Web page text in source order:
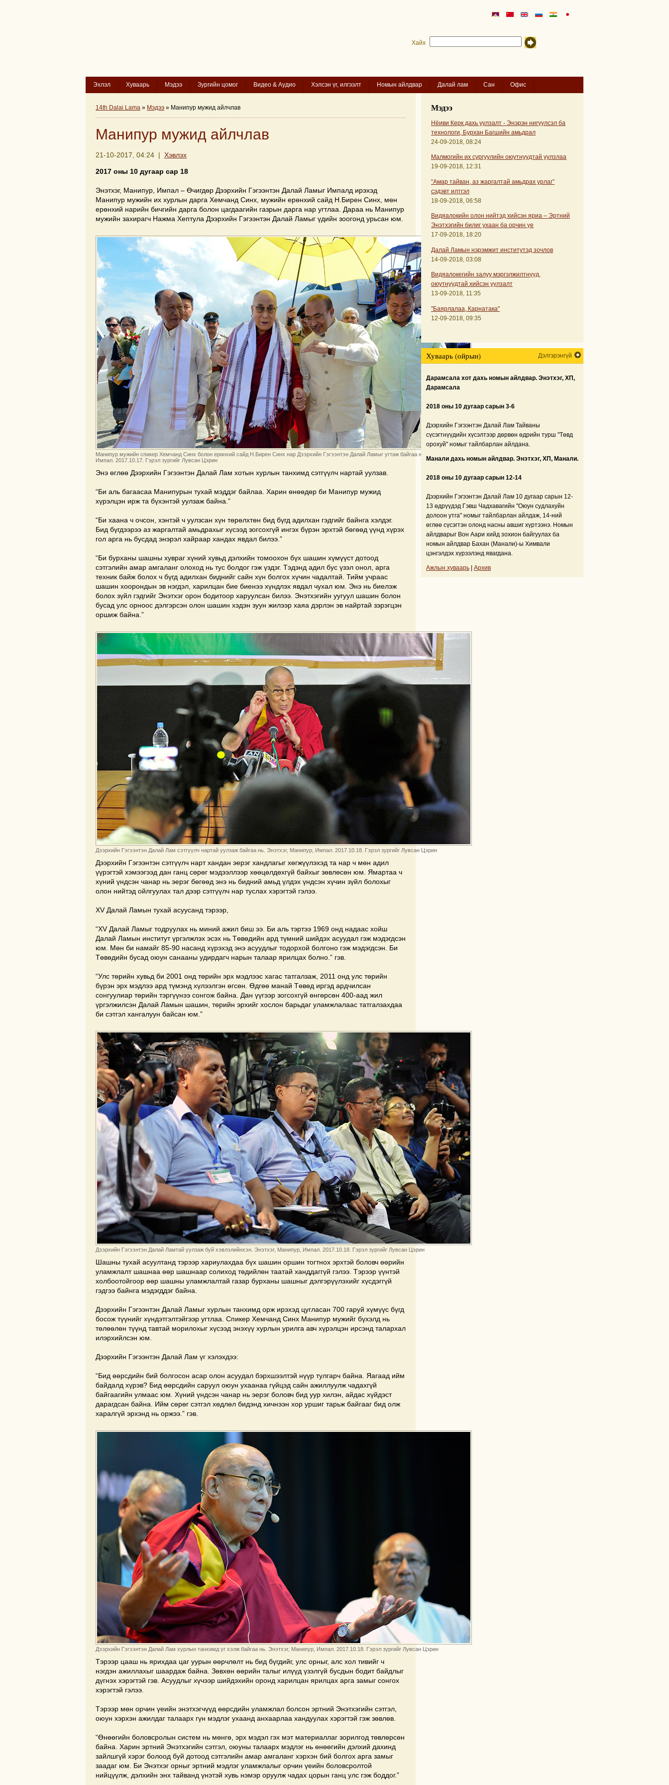
Хайх
Эхлэл Хуваарь Мэдээ Зургийн цомог Видео & Аудио Хэлсэн үг, илгээлт Номын айлдвар Далай лам Сан Офис
14th Dalai Lama » Мэдээ » Манипур мужид айлчлав
Манипур мужид айлчлав
21-10-2017, 04:24 | Хэвлэх
2017 оны 10 дугаар сар 18
Энэтхэг, Манипур, Импал – Өчигдөр Дээрхийн Гэгээнтэн Далай Ламыг Импалд ирэхэд
Манипур мужийн их хурлын дарга Хемчанд Синх, мужийн ерөнхий сайд Н.Бирен Синх, мөн
ерөнхий нарийн бичгийн дарга болон цагдаагийн газрын дарга нар угтлаа. Дараа нь Манипур
мужийн захирагч Нажма Хептула Дээрхийн Гэгээнтэн Далай Ламыг үдийн зоогонд урьсан юм.
Манипур мужийн спикер Хемчанд Синх болон ерөнхий сайд Н.Бирен Синх нар Дээрхийн Гэгээнтэн Далай Ламыг угтаж байгаа нь. Энэтхэг, Манипур,
Импал. 2017.10.17. Гэрэл зургийг Лувсан Цэрин
Энэ өглөө Дээрхийн Гэгээнтэн Далай Лам хотын хурлын танхимд сэтгүүлч нартай уулзав.
“Би аль багаасаа Манипурын тухай мэддэг байлаа. Харин өнөөдөр би Манипур мужид
хүрэлцэн ирж та бүхэнтэй уулзаж байна.”
“Би хаана ч очсон, хэнтэй ч уулзсан хүн төрөлхтөн бид бүгд адилхан гэдгийг байнга хэлдэг.
Бид бүгдээрээ аз жаргалтай амьдрахыг хүсээд зогсохгүй ингэх бүрэн эрхтэй бөгөөд үүнд хүрэх
гол арга нь бусдад энэрэл хайраар хандах явдал билээ.”
“Би бурханы шашны хувраг хүний хувьд дэлхийн томоохон бүх шашин хүмүүст дотоод
сэтгэлийн амар амгаланг олоход нь тус болдог гэж үздэг. Тэдэнд адил бус үзэл онол, арга
техник байж болох ч бүгд адилхан биднийг сайн хүн болгох хүчин чадалтай. Тийм учраас
шашин хоорондын эв нэгдэл, харилцан бие биенээ хүндлэх явдал чухал юм. Энэ нь биелэж
болох зүйл гэдгийг Энэтхэг орон бодитоор харуулсан билээ. Энэтхэгийн уугуул шашин болон
бусад улс орноос дэлгэрсэн олон шашин хэдэн зуун жилээр хаяа дэрлэн эв найртай зэрэгцэн
оршиж байна.”
Дээрхийн Гэгээнтэн Далай Лам сэтгүүлч нартай уулзаж байгаа нь. Энэтхэг, Манипур, Импал. 2017.10.18. Гэрэл зургийг Лувсан Цэрин
Дээрхийн Гэгээнтэн сэтгүүлч нарт хандан эерэг хандлагыг хөгжүүлэхэд та нар ч мөн адил
үүрэгтэй хэмээгээд дан ганц сөрөг мэдээллээр хөөцөлдөхгүй байхыг зөвлөсөн юм. Ямартаа ч
хүний үндсэн чанар нь эерэг бөгөөд энэ нь бидний амьд үлдэх үндсэн хүчин зүйл болохыг
олон нийтэд ойлгуулах тал дээр сэтгүүлч нар туслах хэрэгтэй гэлээ.
XV Далай Ламын тухай асуусанд тэрээр,
“XV Далай Ламыг тодруулах нь миний ажил биш ээ. Би аль тэртээ 1969 онд надаас хойш
Далай Ламын институт үргэлжлэх эсэх нь Төвөдийн ард түмний шийдэх асуудал гэж мэдэгдсэн
юм. Мөн би намайг 85-90 насанд хүрэхэд энэ асуудлыг тодорхой болгоно гэж мэдэгдсэн. Би
Төвөдийн бусад оюун санааны удирдагч нарын талаар ярилцах болно.” гэв.
“Улс төрийн хувьд би 2001 онд төрийн эрх мэдлээс хагас татгалзаж, 2011 онд улс төрийн
бүрэн эрх мэдлээ ард түмэнд хүлээлгэн өгсөн. Өдгөө манай Төвөд иргэд ардчилсан
сонгуулиар төрийн тэргүүнээ сонгож байна. Дан үүгээр зогсохгүй өнгөрсөн 400-аад жил
үргэлжилсэн Далай Ламын шашин, төрийн эрхийг хослон барьдаг уламжлалаас татгалзахдаа
би сэтгэл хангалуун байсан юм.”
Дээрхийн Гэгээнтэн Далай Ламтай уулзаж буй хэвлэлийнхэн. Энэтхэг, Манипур, Импал. 2017.10.18. Гэрэл зургийг Лувсан Цэрин
Шашны тухай асуултанд тэрээр хариулахдаа бүх шашин оршин тогтнох эрхтэй боловч өөрийн
уламжлалт шашнаа өөр шашнаар солиход төдийлөн таатай ханддаггүй гэлээ. Тэрээр үүнтэй
холбоотойгоор өөр шашны уламжлалтай газар бурханы шашныг дэлгэрүүлэхийг хүсдэггүй
гэдгээ байнга мэдэгддэг байна.
Дээрхийн Гэгээнтэн Далай Ламыг хурлын танхимд орж ирэхэд цугласан 700 гаруй хүмүүс бүгд
босож түүнийг хүндэтгэлтэйгээр угтлаа. Спикер Хемчанд Синх Манипур мужийг бүхэлд нь
төлөөлөн түүнд тавтай морилохыг хүсээд энэхүү хурлын урилга авч хүрэлцэн ирсэнд талархал
илэрхийлсэн юм.
Дээрхийн Гэгээнтэн Далай Лам үг хэлэхдээ:
“Бид өөрсдийн бий болгосон асар олон асуудал бэрхшээлтэй нүүр тулгарч байна. Яагаад ийм
байдалд хүрэв? Бид өөрсдийн саруул оюун ухаанаа гүйцэд сайн ажиллуулж чадахгүй
байгаагийн улмаас юм. Хүний үндсэн чанар нь эерэг боловч бид уур хилэн, айдас хүйдэст
дарагдсан байна. Ийм сөрөг сэтгэл хөдлөл бидэнд хичнээн хор уршиг тарьж байгааг бид олж
харалгүй эрхэнд нь оржээ.” гэв.
Дээрхийн Гэгээнтэн Далай Лам хурлын танхимд үг хэлж байгаа нь. Энэтхэг, Манипур, Импал. 2017.10.18. Гэрэл зургийг Лувсан Цэрин
Тэрээр цааш нь ярихдаа цаг уурын өөрчлөлт нь бид бүгдийг, улс орныг, алс хол тивийг ч
нэгдэн ажиллахыг шаардаж байна. Зөвхөн өөрийн талыг илүүд үзэлгүй бусдын бодит байдлыг
дүгнэх хэрэгтэй гэв. Асуудлыг хүчээр шийдэхийн оронд харилцан ярилцах арга замыг сонгох
хэрэгтэй гэлээ.
Тэрээр мөн орчин үеийн энэтхэгчүүд өөрсдийн уламжлал болсон эртний Энэтхэгийн сэтгэл,
оюун хэрхэн ажилдаг талаарх гүн мэдлэг ухаанд анхаарлаа хандуулах хэрэгтэй гэж зөвлөв.
“Өнөөгийн боловсролын систем нь мөнгө, эрх мэдэл гэх мэт материаллаг зорилгод төвлөрсөн
байна. Харин эртний Энэтхэгийн сэтгэл, оюуны талаарх мэдлэг нь өнөөгийн дэлхий дахинд
зайлшгүй хэрэг болоод буй дотоод сэтгэлийн амар амгаланг хэрхэн бий болгох арга замыг
заадаг юм. Би Энэтхэг орныг эртний мэдлэг уламжлалыг орчин үеийн боловсролтой
нийцүүлж, дэлхийн энх тайванд үнэтэй хувь нэмэр оруулж чадах цорын ганц улс гэж боддог.”
Мэдээ
Нёиви Керк дахь уулзалт - Энэрэн нигүүлсэл ба
технологи, Бурхан Багшийн амьдрал
24-09-2018, 08:24
Малмогийн их сургуулийн оюутнуудтай уулзлаа
19-09-2018, 12:31
“Амар тайван, аз жаргалтай амьдрах урлаг”
сэдэвт илтгэл
18-09-2018, 06:58
Видяалокийн олон нийтэд хийсэн яриа – Эртний
Энэтхэгийн билиг ухаан ба орчин үе
17-09-2018, 18:20
Далай Ламын нэрэмжит институтэд зочлов
14-09-2018, 03:08
Видяалокегийн залуу мэргэлжилтнүүд,
оюутнуудтай хийсэн уулзалт
13-09-2018, 11:35
"Баярлалаа, Карнатака"
12-09-2018, 09:35
Хуваарь (ойрын) Дэлгэрэнгүй
Дарамсала хот дахь номын айлдвар. Энэтхэг, ХП,
Дарамсала
2018 оны 10 дугаар сарын 3-6
Дээрхийн Гэгээнтэн Далай Лам Тайваны
сүсэгтнүүдийн хүсэлтээр дөрвөн өдрийн турш "Төвд
орохуй" номыг тайлбарлан айлдана.
Манали дахь номын айлдвар. Энэтхэг, ХП, Манали.
2018 оны 10 дугаар сарын 12-14
Дээрхийн Гэгээнтэн Далай Лам 10 дугаар сарын 12-
13 өдрүүдэд Гэвш Чадхавагийн "Оюун судлахуйн
долоон утга" номыг тайлбарлан айлдаж, 14-ний
өглөө сүсэгтэн олонд насны авшиг хүртээнэ. Номын
айлдварыг Вон Аари хийд зохион байгуулах ба
номын айлдвар Бахан (Манали)-ы Химвали
цэнгэлдэх хүрээлэнд явагдана.
Ажлын хуваарь Архив